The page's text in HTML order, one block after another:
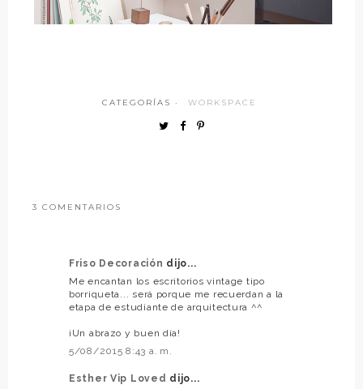
CATEGORÍAS · WORKSPACE
3 COMENTARIOS
Friso Decoración dijo...
Me encantan los escritorios vintage tipo
borriqueta... será porque me recuerdan a la
etapa de estudiante de arquitectura ^^
¡Un abrazo y buen día!
5/08/2015 8:43 a. m.
Esther Vip Loved dijo...